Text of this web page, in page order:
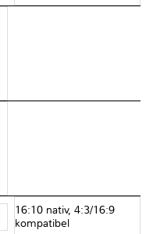
16:10 nativ, 4:3/16:9
kompatibel